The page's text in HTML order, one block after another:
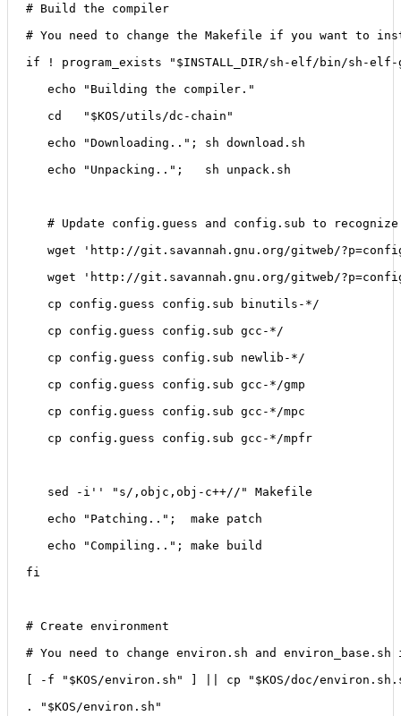
# Build the compiler
# You need to change the Makefile if you want to
if ! program_exists "$INSTALL_DIR/sh-elf/bin/sh-
echo "Building the compiler."
cd   "$KOS/utils/dc-chain"
echo "Downloading.."; sh download.sh
echo "Unpacking..";   sh unpack.sh
# Update config.guess and config.sub to recognize
wget 'http://git.savannah.gnu.org/gitweb/
wget 'http://git.savannah.gnu.org/gitweb/
cp config.guess config.sub binutils-*/
cp config.guess config.sub gcc-*/
cp config.guess config.sub newlib-*/
cp config.guess config.sub gcc-*/gmp
cp config.guess config.sub gcc-*/mpc
cp config.guess config.sub gcc-*/mpfr
sed -i'' "s/,objc,obj-c++//" Makefile
echo "Patching..";  make patch
echo "Compiling.."; make build
fi
# Create environment
# You need to change environ.sh and
[ -f "$KOS/environ.sh" ] || cp "$KOS/doc/
. "$KOS/environ.sh"